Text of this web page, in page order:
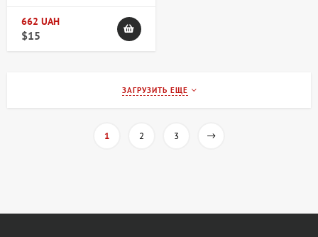
662 UAH
$15
ЗАГРУЗИТЬ ЕЩЕ
1 2 3